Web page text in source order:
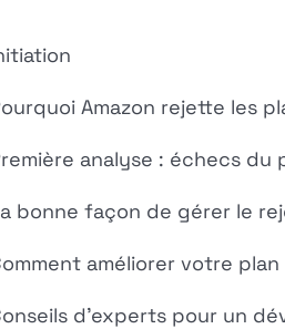
Amazon rejette les
analyse : échecs
bonne façon de gérer le
améliorer votre
d'experts pour un